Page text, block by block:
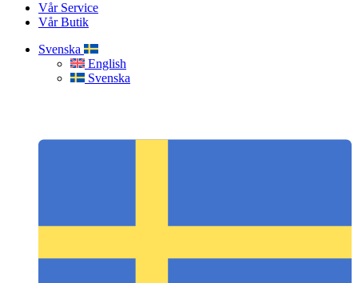
Vår Service
Vår Butik
Svenska
English
Svenska